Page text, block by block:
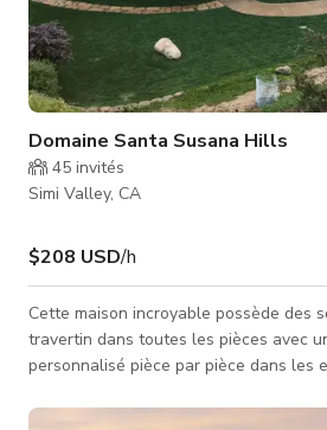
Domaine Santa Susana Hills
45 invités
Simi Valley, CA
$208 USD/h
Cette maison incroyable possède des
travertin dans toutes les pièces avec
personnalisé pièce par pièce dans les
Grande cuisine moderne et